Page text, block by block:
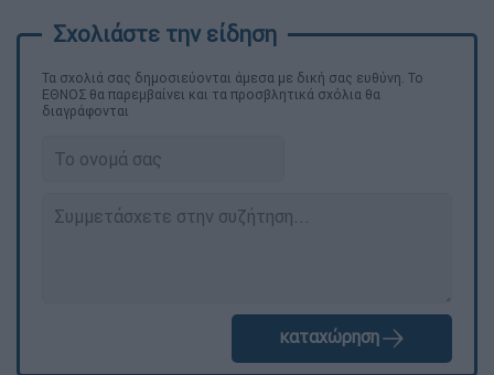
Τα σχολιά σας δημοσιεύονται άμεσα με δική σας ευθύνη. Το
ΕΘΝΟΣ θα παρεμβαίνει και τα προσβλητικά σχόλια θα
διαγράφονται
καταχώρηση